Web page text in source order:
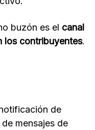
buzón es el canal
los contribuyentes.
de
mensajes de